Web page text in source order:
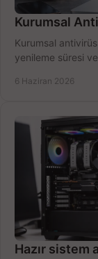
Kurumsal
Kurumsal antivirüs
yenileme süresi
6 Haziran 2026
Hazır sistem